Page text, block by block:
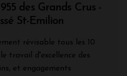
des Grands Crus -
St-Emilion
révisable tous les 10
travail d'excellence des
et engagements